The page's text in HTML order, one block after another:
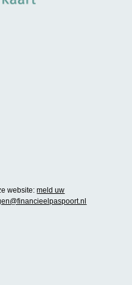
website:meld uw